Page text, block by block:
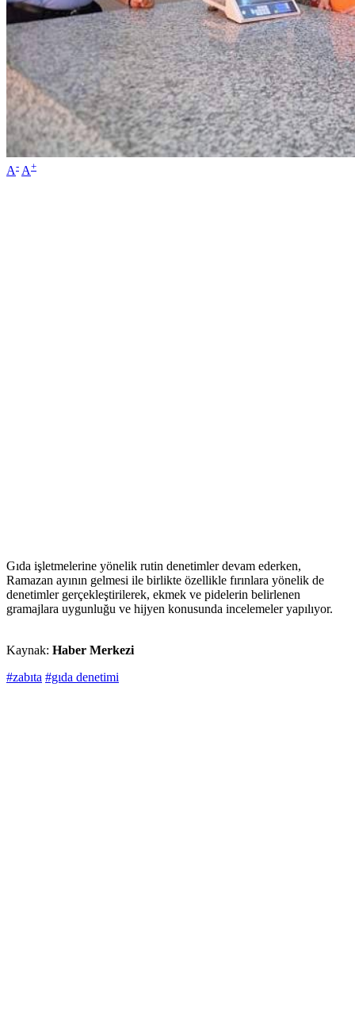
A- A+
Gıda işletmelerine yönelik rutin denetimler devam ederken,
Ramazan ayının gelmesi ile birlikte özellikle fırınlara yönelik de
denetimler gerçekleştirilerek, ekmek ve pidelerin belirlenen
gramajlara uygunluğu ve hijyen konusunda incelemeler yapılıyor.
Kaynak: Haber Merkezi
#zabıta #gıda denetimi